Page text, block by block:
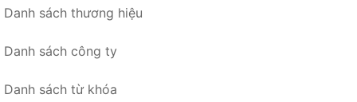
Danh sách thương hiệu
Danh sách công ty
Danh sách từ khóa